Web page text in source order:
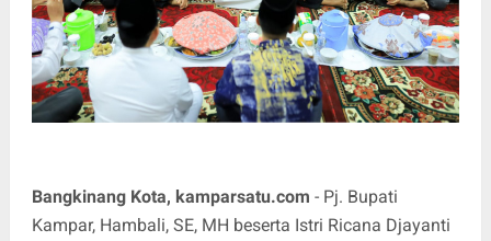
Bangkinang Kota, kamparsatu.com - Pj. Bupati
Kampar, Hambali, SE, MH beserta Istri Ricana Djayanti